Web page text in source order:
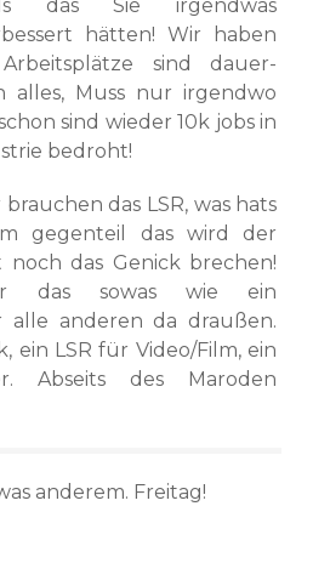
das Sie irgendwas
hätten! Wir haben
sind dauer-
alles, Muss nur irgendwo
sind wieder 10k jobs in
bedroht!
brauchen das LSR, was hats
gegenteil das wird der
noch das Genick brechen!
das sowas wie ein
alle anderen da draußen.
ein LSR für Video/Film, ein
Abseits des Maroden
anderem. Freitag!